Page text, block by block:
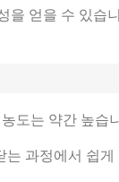
얻을 수 있습
도는 약간 높습
는 과정에서 쉽